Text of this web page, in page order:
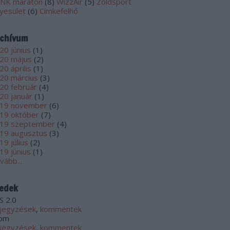
(6) Címkefelhő
június (1 )
május (2)
április (1 )
március (3)
február (4)
január (1 )
november (6)
október (7)
szeptember (4)
augusztus (3)
július (2)
június (1 )
...
2.0
, kommentek
, kommentek